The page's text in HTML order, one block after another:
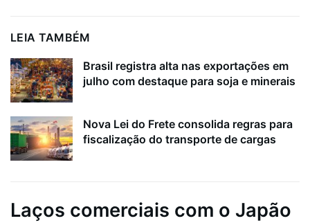
LEIA TAMBÉM
Brasil registra alta nas exportações em
julho com destaque para soja e minerais
Nova Lei do Frete consolida regras para
fiscalização do transporte de cargas
Laços comerciais com o Japão